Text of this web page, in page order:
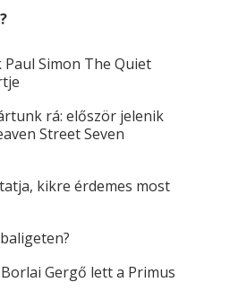
Simon The Quiet
rá: először jelenik
Street Seven
kikre érdemes most
Gergő lett a Primus